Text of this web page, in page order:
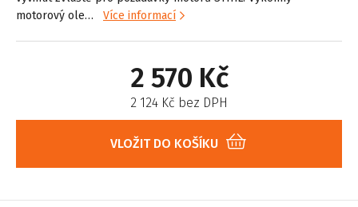
motorový ole… Více informací
2 570 Kč
2 124 Kč bez DPH
VLOŽIT DO KOŠÍKU